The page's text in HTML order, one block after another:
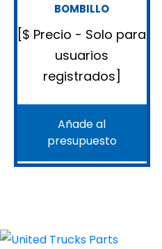
BOMBILLO
[$ Precio - Solo para
usuarios
registrados]
Añade al
presupuesto